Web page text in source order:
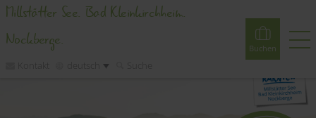
Millstätter See. Bad Kleinkirchheim.
Nockberge.
Buchen
Events